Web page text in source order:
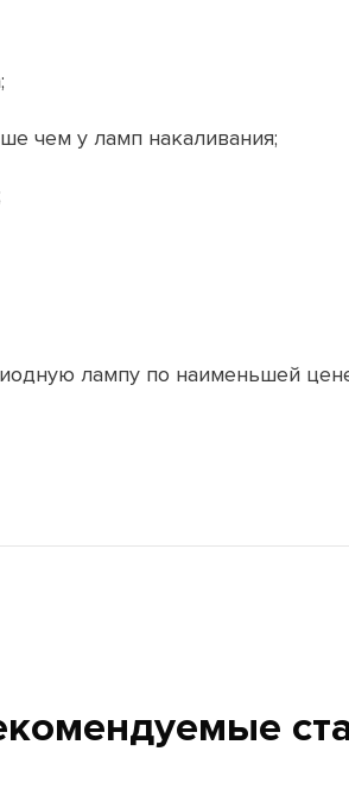
чем у ламп накаливания;
лампу по наименьшей